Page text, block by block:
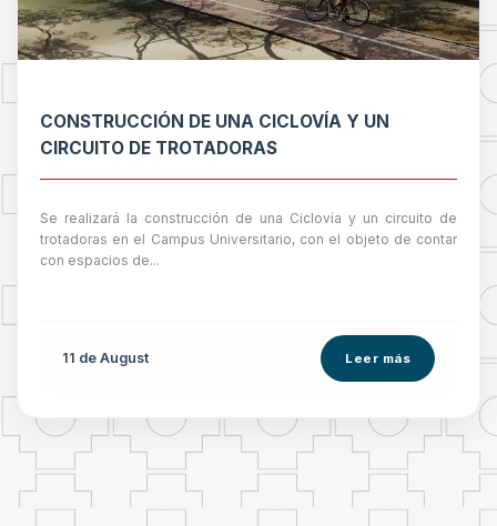
CONSTRUCCIÓN DE UNA CICLOVÍA Y UN
CIRCUITO DE TROTADORAS
Se realizará la construcción de una Ciclovía y un circuito de
trotadoras en el Campus Universitario, con el objeto de contar
con espacios de...
11 de August Leer más